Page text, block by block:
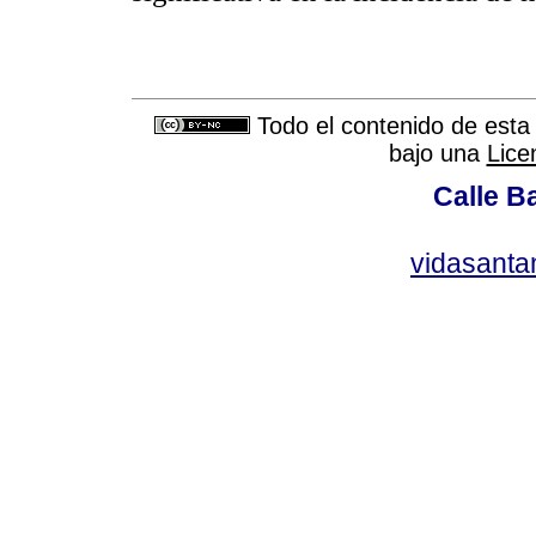
Todo el contenido de
bajo una
Calle